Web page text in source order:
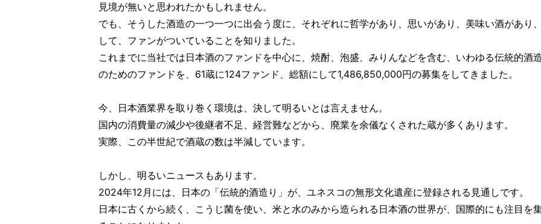
見境が無いと思われたかもしれません。
でも、そうした酒造の一つ一つに出会う度に、それぞれに哲学があり、思いがあり、美味い酒があり
して、ファンがついていることを知りました。
これまでに当社では日本酒のファンドを中心に、焼酎、泡盛、みりんなどを含む、いわゆる伝統的酒
のためのファンドを、61蔵に124ファンド、総額にして1,486,850,000円の募集をしてきました。
今、日本酒業界を取り巻く環境は、決して明るいとは言えません。
国内の消費量の減少や後継者不足、経営難などから、廃業を余儀なくされた蔵が多くあります。
実際、この半世紀で酒蔵の数は半減しています。
しかし、明るいニュースもあります。
2024年12月には、日本の「伝統的酒造り」が、ユネスコの無形文化遺産に登録される見通しです。
日本に古くから続く、こうじ菌を使い、米と水のみから造られる日本酒の世界が、国際的にも注目を